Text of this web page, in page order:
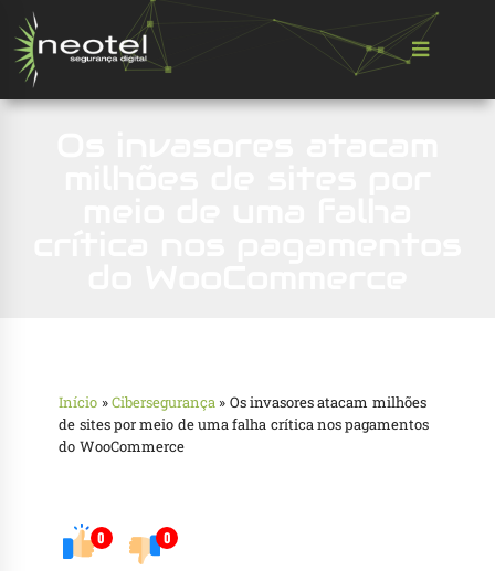
Início »Cibersegurança » Os invasores atacam milhões
de sites por meio de uma falha crítica nos pagamentos
do WooCommerce
0 0